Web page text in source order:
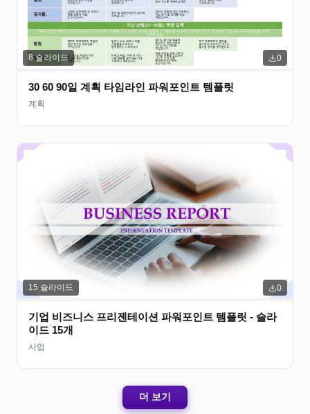
8 슬라이드 0
30 60 90일 계획 타임라인 파워포인트 템플릿
계획
15 슬라이드 0
기업 비즈니스 프리젠테이션 파워포인트 템플릿 - 슬라
이드 15개
사업
더 보기